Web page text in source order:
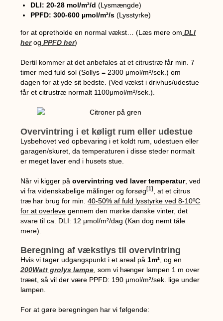
DLI: 20-28 mol/m²/d (Lysmængde)
PPFD: 300-600 µmol/m²/s (Lysstyrke)
for at opretholde en normal vækst… (Læs mere om DLI
herog PPFD her)
Dertil kommer at det anbefales at et citrustræ får min. 7
timer med fuld sol (Sollys = 2300 μmol/m²/sek.) om
dagen for at yde sit bedste. (Ved vækst i drivhus/udestue
får et citrustræ normalt 1100μmol/m²/sek.).
Overvintring i et køligt rum eller udestue
Lysbehovet ved opbevaring i et koldt rum, udestuen eller
garagen/skuret, da temperaturen i disse steder normalt
er meget laver end i husets stue.
Når vi kigger påovervintring ved laver temperatur, ved
vi fra videnskabelige målinger og forsøg[1]
, at et citrus
træ har brug for min.40-50% af fuld lysstyrke ved 8-10ºC
for at overleve gennem den mørke danske vinter, det
svare til ca. DLI: 12 μmol/m²/dag (Kan dog nemt tåle
mere).
Beregning af vækstlys til overvintring
Hvis vi tager udgangspunkt i et areal på 1m² , og en
200Watt grolys lampe , som vi hænger lampen 1 m over
træet, så vil der være PPFD: 190 μmol/m²/sek. lige under
lampen.
For at gøre beregningen har vi følgende: